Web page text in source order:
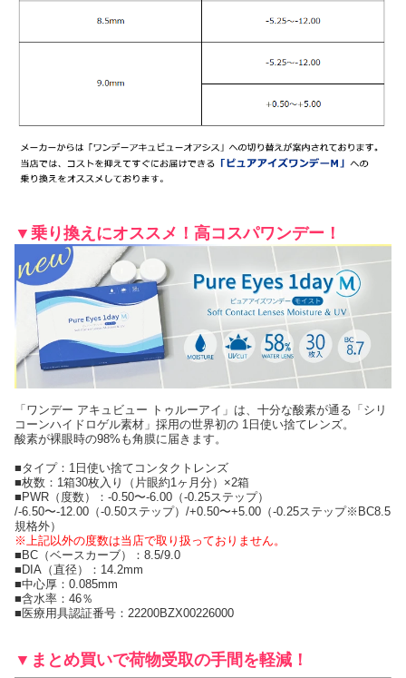
▼乗り換えにオススメ！高コスパワンデー！
「ワンデー アキュビュー トゥルーアイ」は、十分な酸素が通る「シリ
コーンハイドロゲル素材」採用の世界初の 1日使い捨てレンズ。
酸素が裸眼時の98%も角膜に届きます。
■タイプ：1日使い捨てコンタクトレンズ
■枚数：1箱30枚入り（片眼約1ヶ月分）×2箱
■PWR（度数）：-0.50〜-6.00（-0.25ステップ）
/-6.50〜-12.00（-0.50ステップ）/+0.50〜+5.00（-0.25ステップ※BC8.5
規格外）
※上記以外の度数は当店で取り扱っておりません。
■BC（ベースカーブ）：8.5/9.0
■DIA（直径）：14.2mm
■中心厚：0.085mm
■含水率：46％
■医療用具認証番号：22200BZX00226000
▼まとめ買いで荷物受取の手間を軽減！